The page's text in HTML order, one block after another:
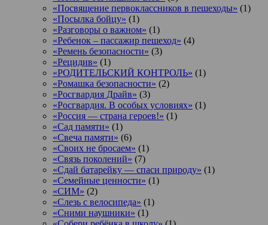
«Посвящение первоклассников в пешеходы» (1)
«Посылка бойцу» (1)
«Разговоры о важном» (1)
«Ребенок – пассажир пешеход» (4)
«Ремень безопасности» (3)
«Рецидив» (1)
«РОДИТЕЛЬСКИЙ КОНТРОЛЬ» (1)
«Ромашка безопасности» (2)
«Росгвардия Драйв» (3)
«Росгвардия. В особых условиях» (1)
«Россия — страна героев!» (1)
«Сад памяти» (1)
«Свеча памяти» (6)
«Своих не бросаем» (1)
«Связь поколений» (7)
«Сдай батарейку — спаси природу» (1)
«Семейные ценности» (1)
«СИМ» (2)
«Слезь с велосипеда» (1)
«Сними наушники» (1)